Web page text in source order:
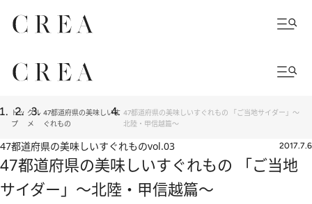
トッ
プ
グル
メ
47都道府県の美味しいす
ぐれもの
47都道府県の美味しいすぐれもの 「ご当地サイダー」～
北陸・甲信越篇～
47都道府県の美味しいすぐれものvol.03 2017.7.6
47都道府県の美味しいすぐれもの 「ご当地
サイダー」～北陸・甲信越篇～